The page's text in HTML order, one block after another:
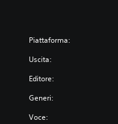
Piattaforma:
Uscita:
Editore:
Generi:
Voce: